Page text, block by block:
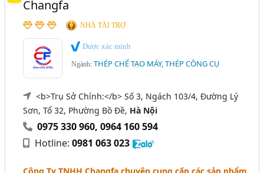
Changfa
NHÀ TÀI TRỢ
Được xác minh
Ngành:THÉP CHẾ TẠO MÁY, THÉP CÔNG CỤ
<b>Trụ Sở Chính:</b> Số 3, Ngách 103/4, Đường Lý
Sơn, Tổ 32, Phường Bồ Đề, Hà Nội
0975 330 960,0964 160 594
Hotline:0981 063 023